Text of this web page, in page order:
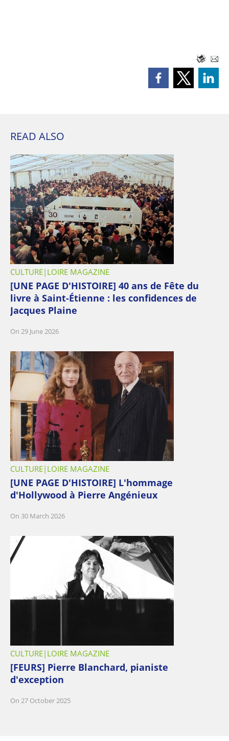
READ ALSO
CULTURE LOIRE MAGAZINE
[UNE PAGE D'HISTOIRE] 40 ans de Fête du
livre à Saint-Étienne : les confidences de
Jacques Plaine
On 29 June 2026
CULTURE LOIRE MAGAZINE
[UNE PAGE D'HISTOIRE] L'hommage
d'Hollywood à Pierre Angénieux
On 30 March 2026
CULTURE LOIRE MAGAZINE
[FEURS] Pierre Blanchard, pianiste
d'exception
On 27 October 2025